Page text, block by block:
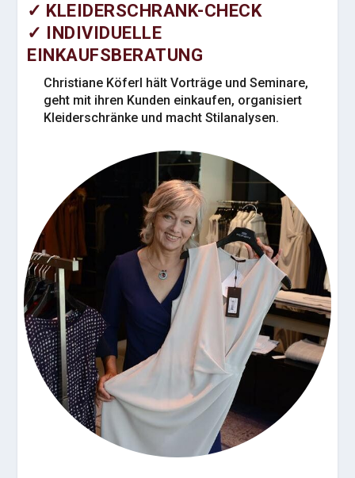
✓ KLEIDERSCHRANK-CHECK
✓ INDIVIDUELLE
EINKAUFSBERATUNG
Christiane Köferl hält Vorträge und Seminare,
geht mit ihren Kunden einkaufen, organisiert
Kleiderschränke und macht Stilanalysen.